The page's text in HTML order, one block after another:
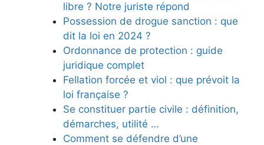
libre ? Notre juriste répond
Possession de drogue sanction : que
dit la loi en 2024 ?
Ordonnance de protection : guide
juridique complet
Fellation forcée et viol : que prévoit la
loi française ?
Se constituer partie civile : définition,
démarches, utilité …
Comment se défendre d’une